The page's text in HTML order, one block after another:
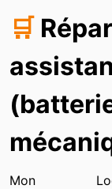
🛒
Mon